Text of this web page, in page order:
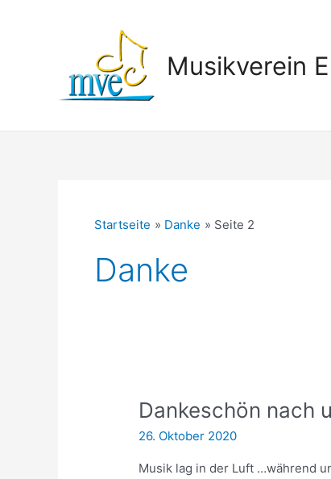
Musikverein
Startseite Danke Seite 2
Danke
Dankeschön nach
26. Oktober 2020
Musik lag in der Luft …während